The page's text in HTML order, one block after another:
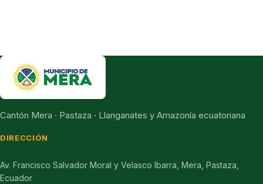
Cantón Mera · Pastaza · Llanganates y Amazonía ecuatoriana
DIRECCIÓN
Av. Francisco Salvador Moral y Velasco Ibarra, Mera, Pastaza,
Ecuador